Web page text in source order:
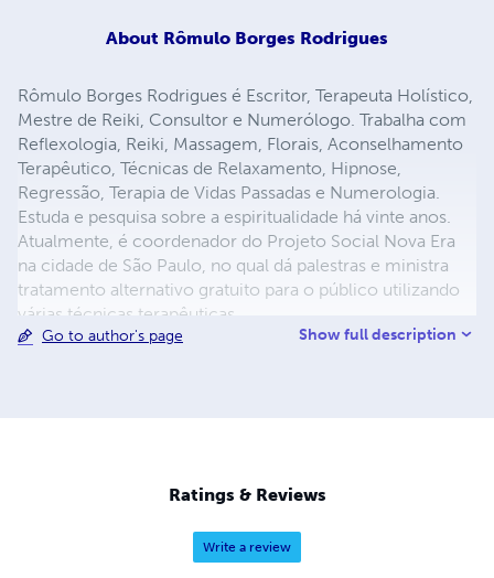
About Rômulo Borges Rodrigues
Rômulo Borges Rodrigues é Escritor, Terapeuta Holístico,
Mestre de Reiki, Consultor e Numerólogo. Trabalha com
Reflexologia, Reiki, Massagem, Florais, Aconselhamento
Terapêutico, Técnicas de Relaxamento, Hipnose,
Regressão, Terapia de Vidas Passadas e Numerologia.
Estuda e pesquisa sobre a espiritualidade há vinte anos.
Atualmente, é coordenador do Projeto Social Nova Era
na cidade de São Paulo, no qual dá palestras e ministra
tratamento alternativo gratuito para o público utilizando
várias técnicas terapêuticas.
Go to author's page Show full description
Ratings & Reviews
Write a review